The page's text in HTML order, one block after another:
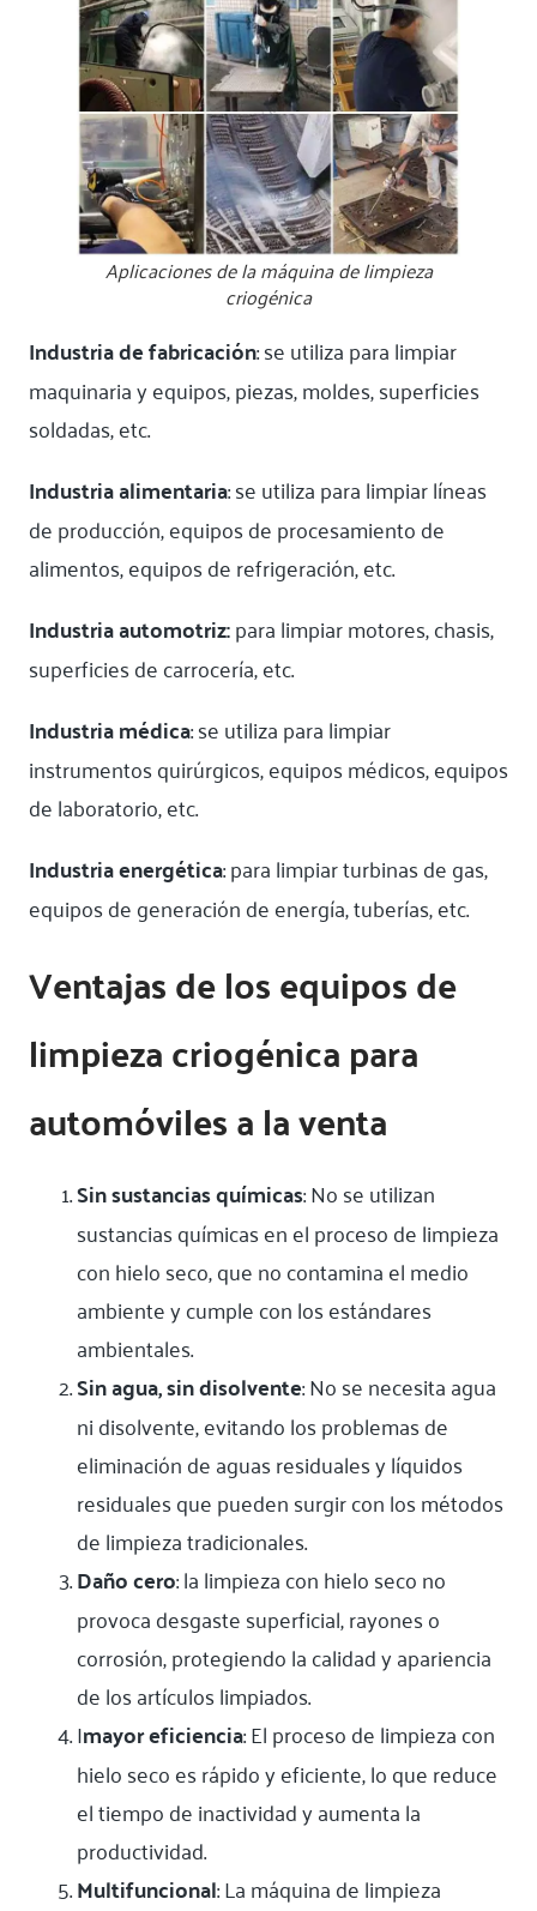
Aplicaciones de la máquina de limpieza
criogénica
Industria de fabricación: se utiliza para limpiar
maquinaria y equipos, piezas, moldes, superficies
soldadas, etc.
Industria alimentaria: se utiliza para limpiar líneas
de producción, equipos de procesamiento de
alimentos, equipos de refrigeración, etc.
Industria automotriz:para limpiar motores, chasis,
superficies de carrocería, etc.
Industria médica: se utiliza para limpiar
instrumentos quirúrgicos, equipos médicos, equipos
de laboratorio, etc.
Industria energética: para limpiar turbinas de gas,
equipos de generación de energía, tuberías, etc.
Ventajas de los equipos de
limpieza criogénica para
automóviles a la venta
Sin sustancias químicas: No se utilizan
sustancias químicas en el proceso de limpieza
con hielo seco, que no contamina el medio
ambiente y cumple con los estándares
ambientales.
Sin agua, sin disolvente: No se necesita agua
ni disolvente, evitando los problemas de
eliminación de aguas residuales y líquidos
residuales que pueden surgir con los métodos
de limpieza tradicionales.
Daño cero: la limpieza con hielo seco no
provoca desgaste superficial, rayones o
corrosión, protegiendo la calidad y apariencia
de los artículos limpiados.
Imayor eficiencia: El proceso de limpieza con
hielo seco es rápido y eficiente, lo que reduce
el tiempo de inactividad y aumenta la
productividad.
Multifuncional: La máquina de limpieza